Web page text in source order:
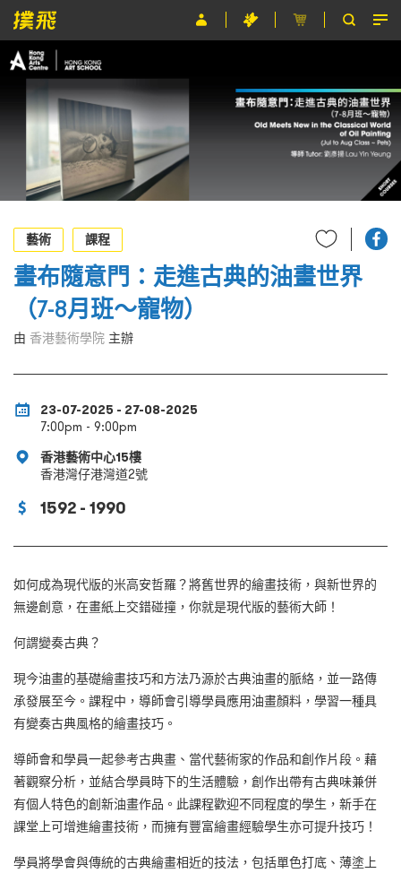
節目
主辦單位
關於撲飛
條款及細則
EN
藝術
課程
畫布隨意門：走進古典的油畫世界
（7-8月班～寵物）
由 香港藝術學院 主辦
23-07-2025 - 27-08-2025
7:00pm - 9:00pm
香港藝術中心15樓
香港灣仔港灣道2號
1592 - 1990
如何成為現代版的米高安哲羅？將舊世界的繪畫技術，與新世界的
無邊創意，在畫紙上交錯碰撞，你就是現代版的藝術大師！
何謂變奏古典？
現今油畫的基礎繪畫技巧和方法乃源於古典油畫的脈絡，並一路傳
承發展至今。課程中，導師會引導學員應用油畫顏料，學習一種具
有變奏古典風格的繪畫技巧。
導師會和學員一起參考古典畫、當代藝術家的作品和創作片段。藉
著觀察分析，並結合學員時下的生活體驗，創作出帶有古典味兼併
有個人特色的創新油畫作品。此課程歡迎不同程度的學生，新手在
課堂上可增進繪畫技術，而擁有豐富繪畫經驗學生亦可提升技巧！
學員將學會與傳統的古典繪畫相近的技法，包括單色打底、薄塗上